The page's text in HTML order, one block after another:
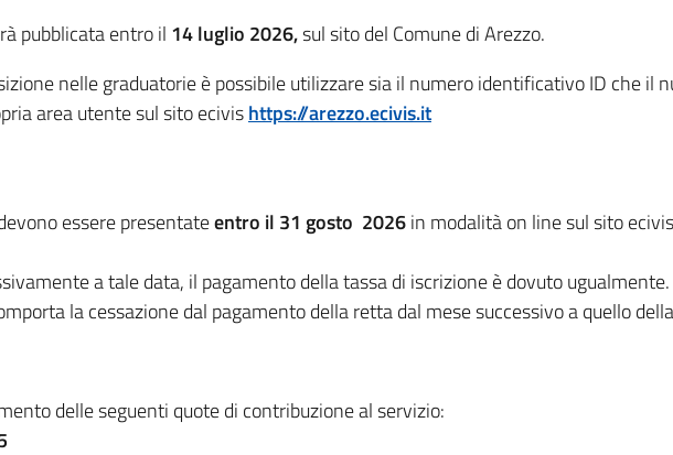
pubblicata entro il 14 luglio 2026,sul sito del Comune di Arezzo.
nelle graduatorie è possibile utilizzare sia il numero identificativo ID che il
area utente sul sito ecivishttps://arezzo.ecivis.it
essere presentateentro il 31 gosto 2026in modalità on line sul sito
a tale data, il pagamento della tassa di iscrizione è dovuto ugualmente.
la cessazione dal pagamento della retta dal mese successivo a quello
delle seguenti quote di contribuzione al servizio: